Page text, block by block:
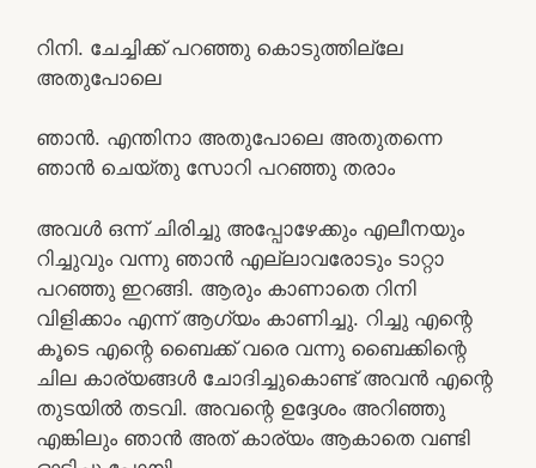
റിനി. ചേച്ചിക്ക് പറഞ്ഞു കൊടുത്തില്ലേ
അതുപോലെ
ഞാൻ. എന്തിനാ അതുപോലെ അതുതന്നെ
ഞാൻ ചെയ്‌തു സോറി പറഞ്ഞു തരാം
അവൾ ഒന്ന് ചിരിച്ചു അപ്പോഴേക്കും എലീനയും
റിച്ചുവും വന്നു ഞാൻ എല്ലാവരോടും ടാറ്റാ
പറഞ്ഞു ഇറങ്ങി. ആരും കാണാതെ റിനി
വിളിക്കാം എന്ന് ആഗ്യം കാണിച്ചു. റിച്ചു എന്റെ
കൂടെ എന്റെ ബൈക്ക് വരെ വന്നു ബൈക്കിന്റെ
ചില കാര്യങ്ങൾ ചോദിച്ചുകൊണ്ട് അവൻ എന്റെ
തുടയിൽ തടവി. അവന്റെ ഉദ്ദേശം അറിഞ്ഞു
എങ്കിലും ഞാൻ അത് കാര്യം ആകാതെ വണ്ടി